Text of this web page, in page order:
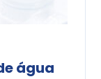
água